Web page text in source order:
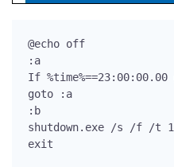
@echo off
:a
If
goto :a
:b
shutdown.exe /s /f /t
exit